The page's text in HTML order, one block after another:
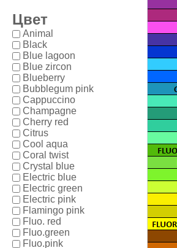
Цвет
Animal
Black
Blue lagoon
Blue zircon
Blueberry
Bubblegum pink
Cappuccino
Champagne
Cherry red
Citrus
Cool aqua
Coral twist
Crystal blue
Electric blue
Electric green
Electric pink
Flamingo pink
Fluo. red
Fluo.green
Fluo.pink